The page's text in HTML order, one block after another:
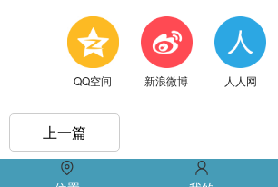
QQ空间 新浪微博 人人网
上一篇